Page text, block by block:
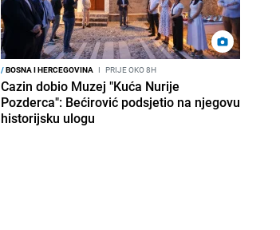
/BOSNA I HERCEGOVINA I PRIJE OKO 8H
Cazin dobio Muzej "Kuća Nurije
Pozderca": Bećirović podsjetio na njegovu
historijsku ulogu